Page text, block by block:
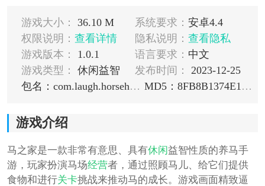
游戏大小： 36.10 M 系统要求： 安卓4.4
权限说明： 查看详情 隐私说明： 查看隐私
游戏版本：
1.0.1 语言要求： 中文
游戏类型：
休闲益智 发布时间：
2023-12-25
包名：com.laugh.horsehome
MD5：8FB8B1374E1EE27C03CF58711B9C09AC
游戏介绍
马之家是一款非常有意思、具有休闲益智性质的养马手
游，玩家扮演马场经营者，通过照顾马儿、给它们提供
食物和进行关卡挑战来推动马的成长。游戏画面精致逼